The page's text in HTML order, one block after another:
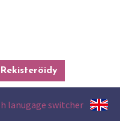
Rekisteröidy